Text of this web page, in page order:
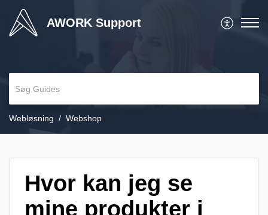
AWORK Support
Webløsning Webshop
Hvor kan jeg se
mine produkter i